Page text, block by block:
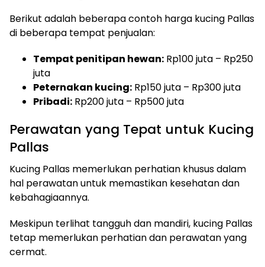
Berikut adalah beberapa contoh harga kucing Pallas
di beberapa tempat penjualan:
Tempat penitipan hewan: Rp100 juta – Rp250
juta
Peternakan kucing: Rp150 juta – Rp300 juta
Pribadi: Rp200 juta – Rp500 juta
Perawatan yang Tepat untuk Kucing
Pallas
Kucing Pallas memerlukan perhatian khusus dalam
hal perawatan untuk memastikan kesehatan dan
kebahagiaannya.
Meskipun terlihat tangguh dan mandiri, kucing Pallas
tetap memerlukan perhatian dan perawatan yang
cermat.